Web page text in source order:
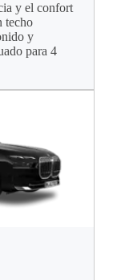
y el confort
techo
y
para 4